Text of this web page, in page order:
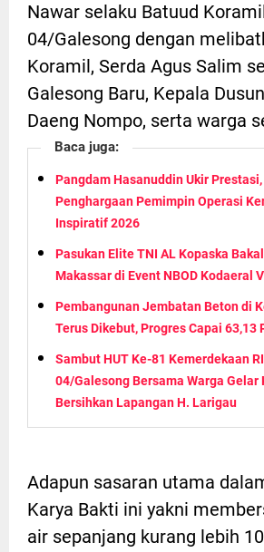
Nawar selaku Batuud
04/Galesong dengan
Koramil, Serda Agus Salim
Galesong Baru, Kepala
Daeng Nompo, serta warga
Baca juga:
Pangdam Hasanuddin Ukir
Penghargaan Pemimpin Operasi
Inspiratif 2026
Pasukan Elite TNI AL Kopaska
Makassar di Event NBOD Kodaeral
Pembangunan Jembatan Beton di
Terus Dikebut, Progres Capai 63,13
Sambut HUT Ke-81 Kemerdekaan
04/Galesong Bersama Warga Gelar
Bersihkan Lapangan H. Larigau
Adapun sasaran utama
Karya Bakti ini yakni
air sepanjang kurang lebih